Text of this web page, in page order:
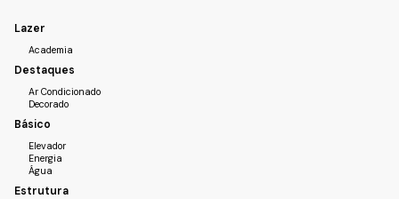
Lazer
Academia
Destaques
Ar Condicionado
Decorado
Básico
Elevador
Energia
Água
Estrutura